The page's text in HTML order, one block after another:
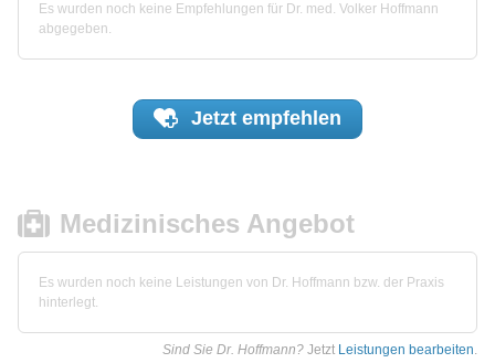
Es wurden noch keine Empfehlungen für Dr. med. Volker Hoffmann
abgegeben.
Jetzt empfehlen
Medizinisches Angebot
Es wurden noch keine Leistungen von Dr. Hoffmann bzw. der Praxis
hinterlegt.
Sind Sie Dr. Hoffmann? Jetzt Leistungen bearbeiten.